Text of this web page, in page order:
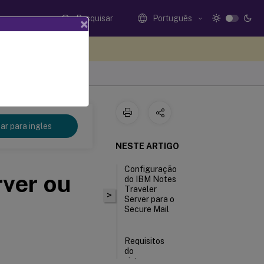
Pesquisar Português
para ingles
ou
>
NESTE ARTIGO
Configuração
do IBM Notes
Traveler
Server para o
Secure Mail
Requisitos
do
sistema
×